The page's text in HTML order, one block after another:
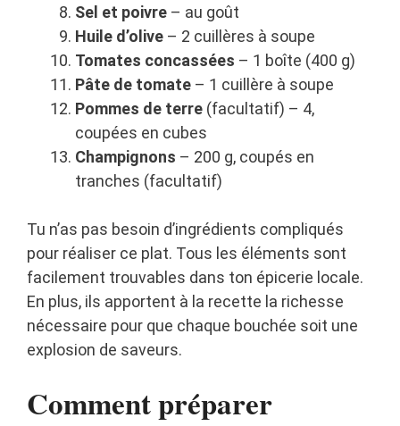
Sel et poivre – au goût
Huile d’olive – 2 cuillères à soupe
Tomates concassées – 1 boîte (400 g)
Pâte de tomate – 1 cuillère à soupe
Pommes de terre (facultatif) – 4,
coupées en cubes
Champignons – 200 g, coupés en
tranches (facultatif)
Tu n’as pas besoin d’ingrédients compliqués
pour réaliser ce plat. Tous les éléments sont
facilement trouvables dans ton épicerie locale.
En plus, ils apportent à la recette la richesse
nécessaire pour que chaque bouchée soit une
explosion de saveurs.
Comment préparer